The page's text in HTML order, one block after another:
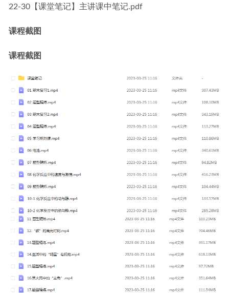
22-30【课堂笔记】主讲课中笔记.pdf
课程截图
课程截图